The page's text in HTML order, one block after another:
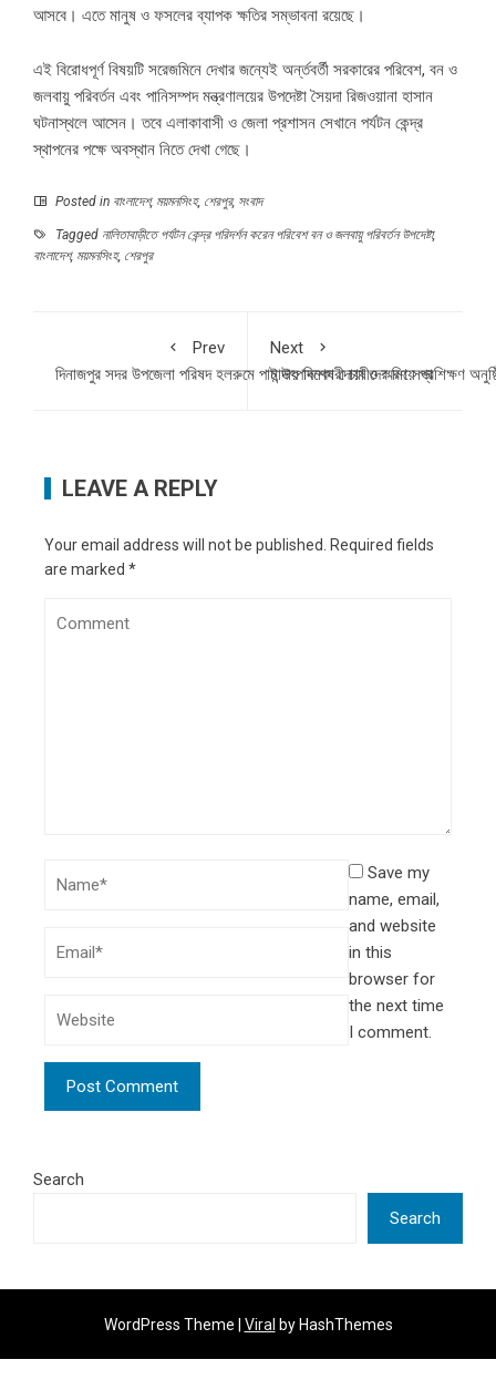
আসবে। এতে মানুষ ও ফসলের ব্যাপক ক্ষতির সম্ভাবনা রয়েছে।
এই বিরোধপূর্ণ বিষয়টি সরেজমিনে দেখার জন্যেই অর্ন্তবর্তী সরকারের পরিবেশ, বন ও
জলবায়ু পরিবর্তন এবং পানিসম্পদ মন্ত্রণালয়ের উপদেষ্টা সৈয়দা রিজওয়ানা হাসান
ঘটনাস্থলে আসেন। তবে এলাকাবাসী ও জেলা প্রশাসন সেখানে পর্যটন কেন্দ্র
স্থাপনের পক্ষে অবস্থান নিতে দেখা গেছে।
Posted in বাংলাদেশ, ময়মনসিংহ, শেরপুর, সংবাদ
Tagged নালিতাবাড়ীতে পর্যটন কেন্দ্র পরিদর্শন করেন পরিবেশ বন ও জলবায়ু পরিবর্তন উপদেষ্টা,
বাংলাদেশ, ময়মনসিংহ, শেরপুর
Prev
দিনাজপুর সদর উপজেলা পরিষদ হলরুমে পাট উৎপাদনকারী চাষীদের নিয়ে প্রশিক্ষণ
Next
মান্দায় বিশেষ দোয়া ও স্মরণ সভা
LEAVE A REPLY
Your email address will not be published. Required fields
are marked *
Save my
name, email,
and website
in this
browser for
the next time
I comment.
Search
Search
WordPress Theme | Viral by HashThemes